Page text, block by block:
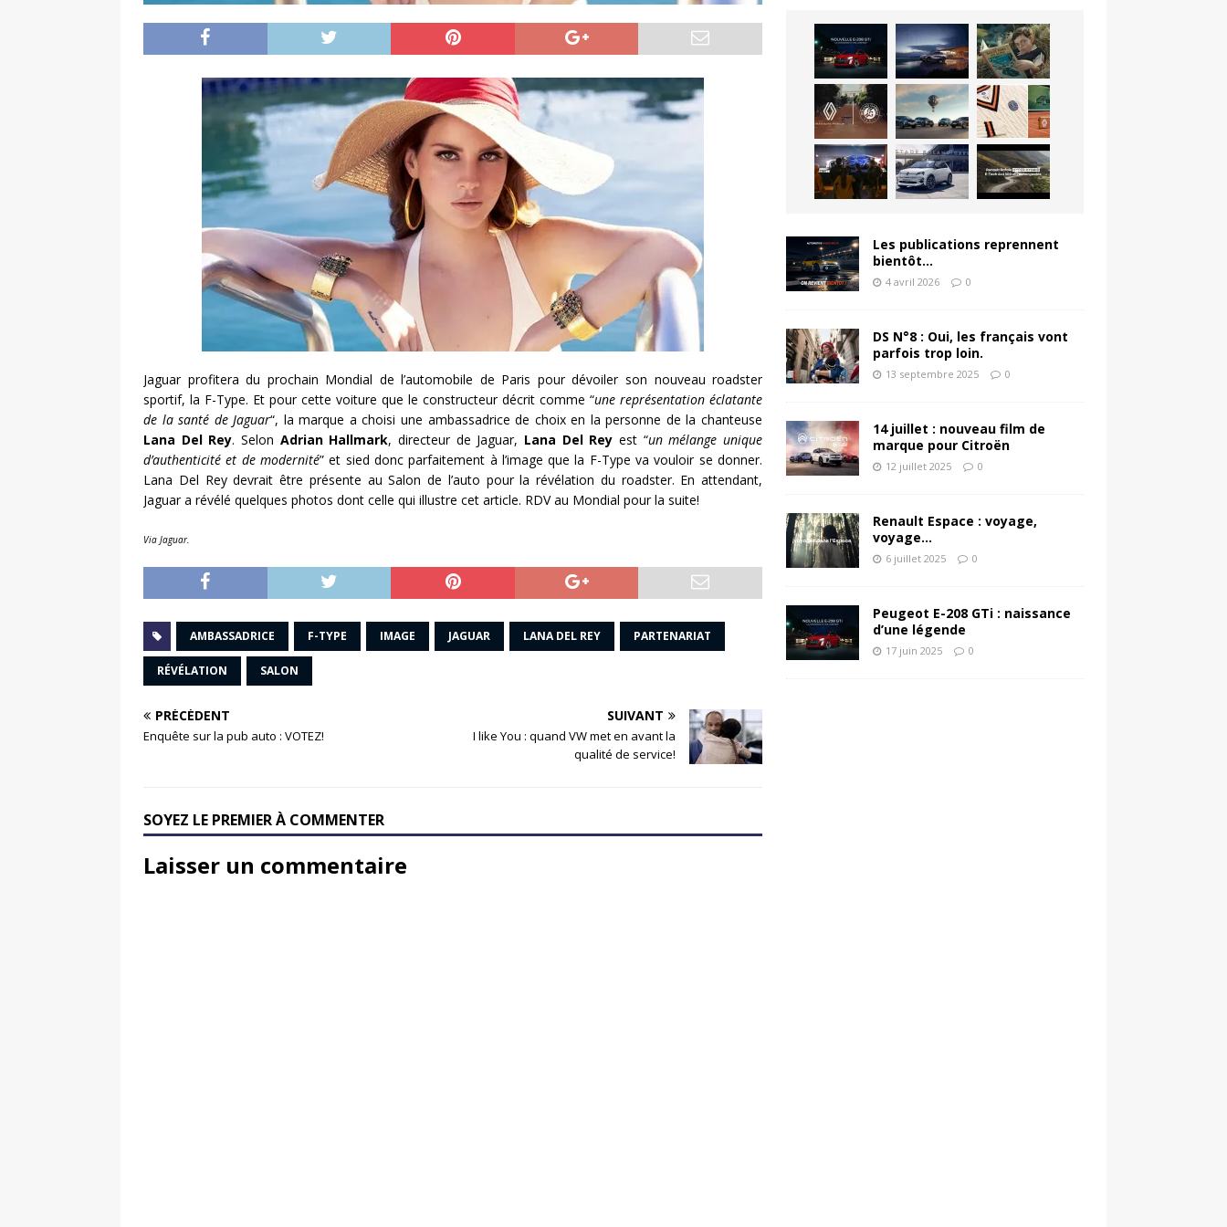
Jaguar profitera du prochain Mondial de l’automobile de Paris pour dévoiler son nouveau roadster
sportif, la F-Type. Et pour cette voiture que le constructeur décrit comme “une représentation éclatante
de la santé de Jaguar“, la marque a choisi une ambassadrice de choix en la personne de la chanteuse
Lana Del Rey. Selon Adrian Hallmark, directeur de Jaguar, Lana Del Rey est “un mélange unique
d’authenticité et de modernité” et sied donc parfaitement à l’image que la F-Type va vouloir se donner.
Lana Del Rey devrait être présente au Salon de l’auto pour la révélation du roadster. En attendant,
Jaguar a révélé quelques photos dont celle qui illustre cet article. RDV au Mondial pour la suite!
Via Jaguar.
AMBASSADRICE F-TYPE IMAGE JAGUAR LANA DEL REY PARTENARIAT
RÉVÉLATION SALON
PRÉCÉDENT
Enquête sur la pub auto : VOTEZ!
SUIVANT
I like You : quand VW met en avant la
qualité de service!
SOYEZ LE PREMIER À COMMENTER
Laisser un commentaire
Les publications reprennent
bientôt…
4 avril 2026 0
DS N°8 : Oui, les français vont
parfois trop loin.
13 septembre 2025 0
14 juillet : nouveau film de
marque pour Citroën
12 juillet 2025 0
Renault Espace : voyage,
voyage…
6 juillet 2025 0
Peugeot E-208 GTi : naissance
d’une légende
17 juin 2025 0